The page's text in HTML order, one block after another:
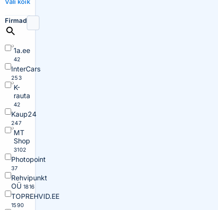
Firmad
1a.ee
42
InterCars
253
K-
rauta
42
Kaup24
247
MT
Shop
3102
Photopoint
37
Rehvipunkt
OÜ 1816
TOPREHVID.EE
1590